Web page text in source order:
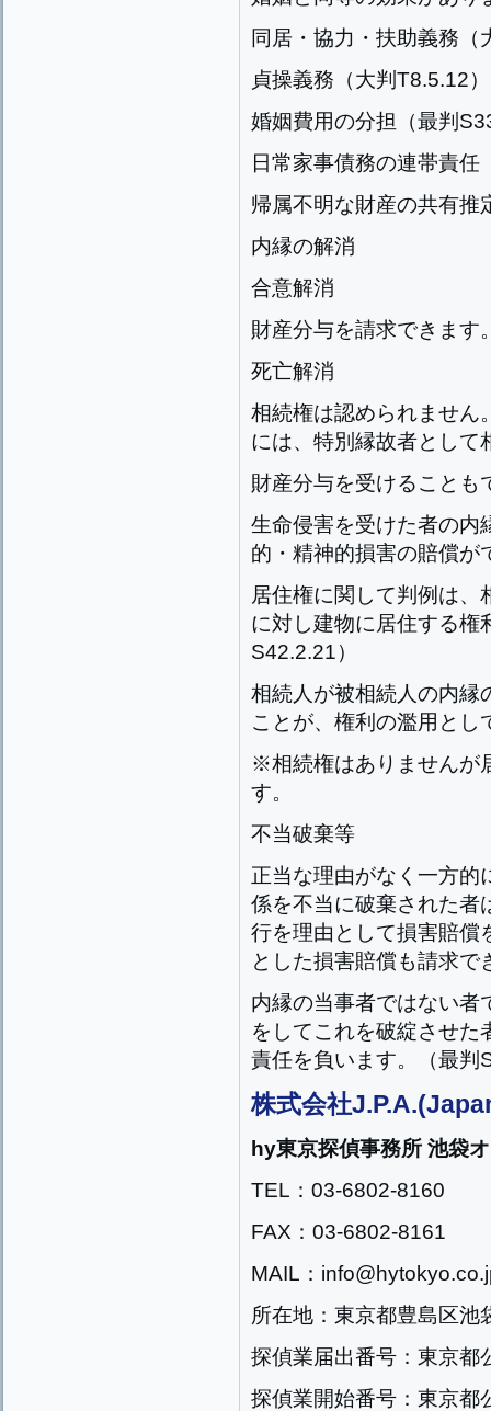
同居・協力・扶助義務（
貞操義務（大判T8.5.12）
婚姻費用の分担（最判
日常家事債務の連帯責任
帰属不明な財産の共有推
内縁の解消
合意解消
財産分与を請求できます
死亡解消
相続権は認められません
には、特別縁故者として
財産分与を受けることも
生命侵害を受けた者の内
的・精神的損害の賠償が
居住権に関して判例は
に対し建物に居住する権
S42.2.21）
相続人が被相続人の内縁
ことが、権利の濫用と
※相続権はありませんが
す。
不当破棄等
正当な理由がなく一方的
係を不当に破棄された者
行を理由として損害賠償
とした損害賠償も請求
内縁の当事者ではない者
をしてこれを破綻させた
責任を負います。（最判
株式会社
hy東京探偵事務所 池袋
TEL：03-6802-8160
FAX：03-6802-8161
MAIL：
所在地：東京都豊島区池
探偵業届出番号：東京
探偵業開始番号：東京